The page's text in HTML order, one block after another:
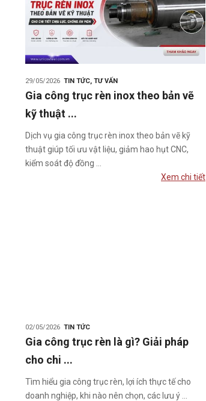
29/05/2026 TIN TỨC, TƯ VẤN
Gia công trục rèn inox theo bản vẽ
kỹ thuật ...
Dịch vụ gia công trục rèn inox theo bản vẽ kỹ
thuật giúp tối ưu vật liệu, giảm hao hụt CNC,
kiểm soát độ đồng ...
Xem chi tiết
02/05/2026 TIN TỨC
Gia công trục rèn là gì? Giải pháp
cho chi ...
Tìm hiểu gia công trục rèn, lợi ích thực tế cho
doanh nghiệp, khi nào nên chọn, các lưu ý ...